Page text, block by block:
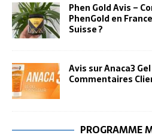
Phen Gold Avis –
PhenGold en
Suisse ?
Avis sur Anaca3
Commentaires
PROGRAMME